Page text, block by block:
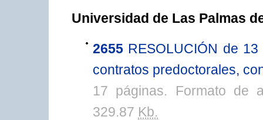
Universidad de Las Palmas
2655 RESOLUCIÓN de
contratos predoctorales,
17 páginas. Formato de
329.87 Kb.